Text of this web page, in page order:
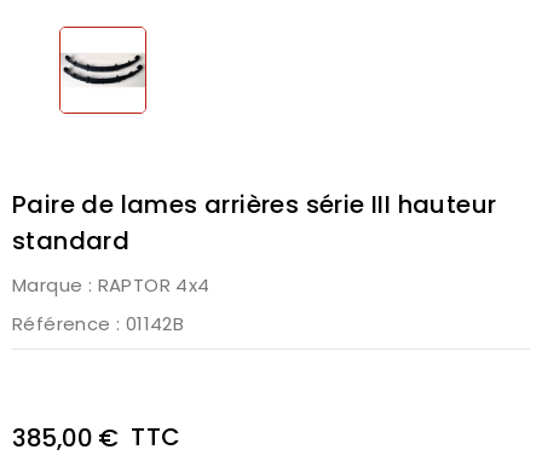
Paire de lames arrières série III hauteur
standard
Marque : RAPTOR 4x4
Référence : 01142B
385,00 € TTC